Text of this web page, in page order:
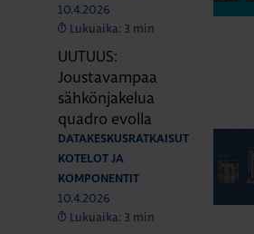
10.4.2026
Lukuaika: 3 min
UUTUUS:
Joustavampaa
sähkönjakelua
quadro evolla
DATAKESKUSRATKAISUT
KOTELOT JA
KOMPONENTIT
10.4.2026
Lukuaika: 3 min